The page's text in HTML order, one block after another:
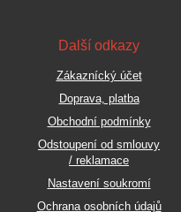
Další odkazy
Zákaznícký účet
Doprava, platba
Obchodní podmínky
Odstoupení od smlouvy
/ reklamace
Nastavení soukromí
Ochrana osobních údajů